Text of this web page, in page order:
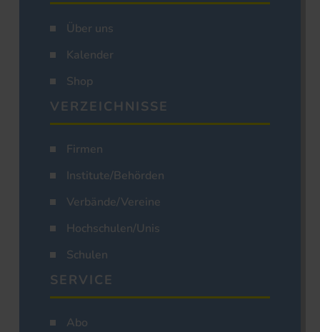
Über uns
Kalender
Shop
VERZEICHNISSE
Firmen
Institute/Behörden
Verbände/Vereine
Hochschulen/Unis
Schulen
SERVICE
Abo